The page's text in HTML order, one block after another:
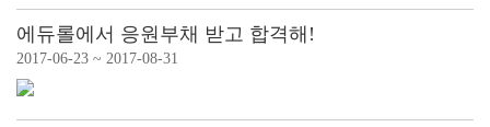
에듀롤에서 응원부채 받고 합격해!
2017-06-23 ~ 2017-08-31